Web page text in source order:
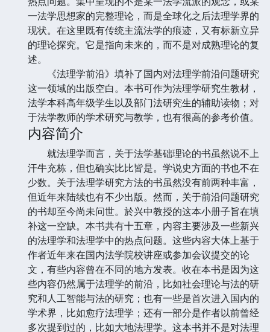
一法学思想家的完整理论，而是全球化之后法理学界的
现状。在这里既有传统主流法学的痕迹，又有标新立异
的理论探究。它是指向未来的，而不是对成熟理论的复
述。
《法理学前沿》填补了国内对法理学前沿问题研究
这一领域的出版空白。本书可作为法理学研究生教材，
法学本科高年级学生以及部门法研究生的辅助读物；对
于法学教师的学术研究与教学，也有很高的参考价值。
内容简介
就法理学而言，关于法学基础理论的书虽然说不上
汗牛充栋，但也确实比比皆是。学说史方面的书也不在
少数。关于法理学研究方法的书虽然没有前两种丰富，
但近年来陆续也有不少出版。然而，关于前沿问题研究
的书却至今尚未问世。於兴中教授的这本小册子旨在填
补这一空缺。本书共有十五章，内容主要涉及一些新兴
的法理学和法理学中的热点问题。这些内容大体上基于
作者近年来在国内法学院校讲座或参加会议提交的论
文，有些内容曾在不同的地方发表。收在本书是因为这
些内容仍然属于法理学的前沿，比如社会理论与法的研
究和人工智能与法的研究；也有一些是首次进入国内的
学术界，比如愈疗法理学；还有一部分是作者以前曾经
多次提到过的，比如大地法理学。这本书并不是对法理